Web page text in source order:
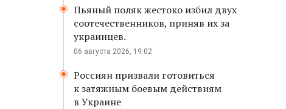
Пьяный поляк жестоко избил двух
соотечественников, приняв их за
украинцев.
06 августа 2026, 19:02
Россиян призвали готовиться
к затяжным боевым действиям
в Украине